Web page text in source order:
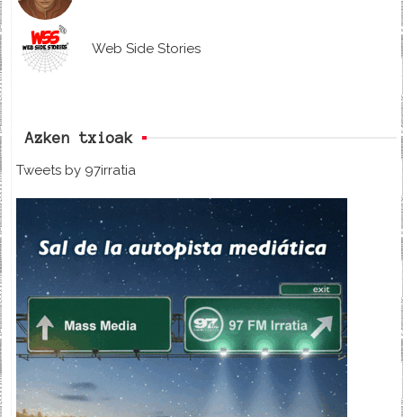
Web Side Stories
Azken txioak
Tweets by 97irratia